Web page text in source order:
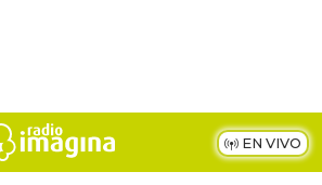
EN VIVO